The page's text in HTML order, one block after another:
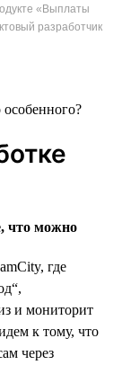
«Выплаты
разработчик
что можно
где
и мониторит
к тому, что
через